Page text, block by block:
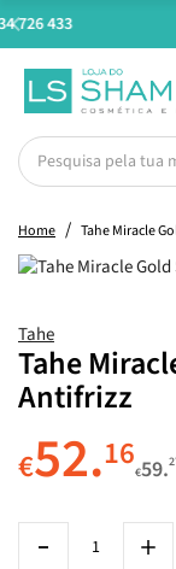
Entregas
Home Tahe Miracle
Tahe
Tahe
Antifrizz
€52.16€59.